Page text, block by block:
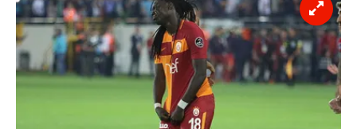
6698 sayılı Kişisel Verilerin Korunması Kanunu uyarınca
hazırlanmış Aydınlatma Metnimizi okumak ve sitemizde
ilgili mevzuata uygun olarak kullanılan çerezlerle ilgili bilgi
almak için lütfentıklayınız .